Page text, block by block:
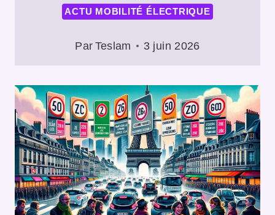
ACTU MOBILITÉ ÉLECTRIQUE
Par Teslam 3 juin 2026